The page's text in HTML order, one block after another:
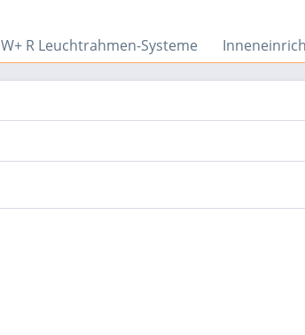
W+ R Leuchtrahmen-Systeme